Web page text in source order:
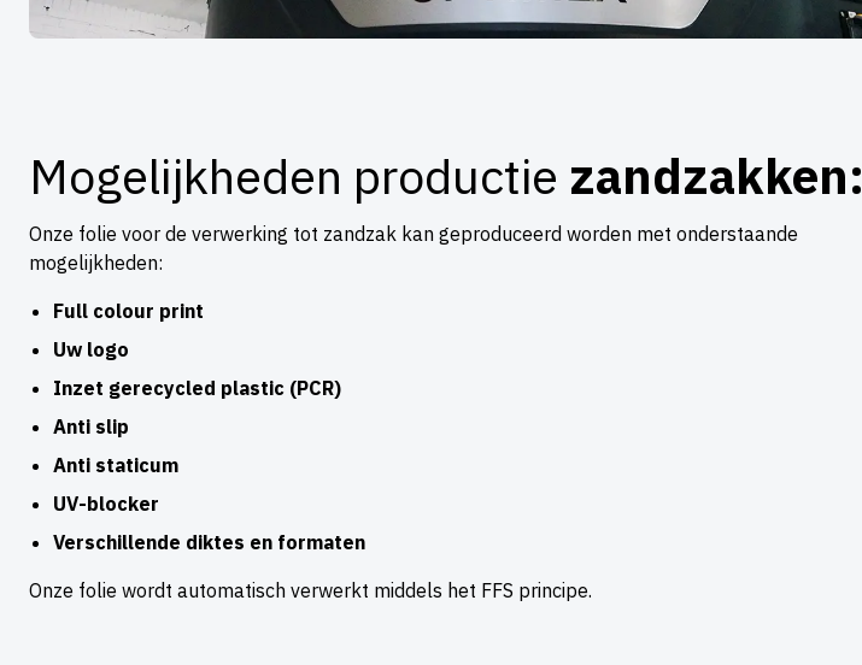
Mogelijkheden productie zandzakken:
Onze folie voor de verwerking tot zandzak kan geproduceerd worden met onderstaande
mogelijkheden:
Full colour print
Uw logo
Inzet gerecycled plastic (PCR)
Anti slip
Anti staticum
UV-blocker
Verschillende diktes en formaten
Onze folie wordt automatisch verwerkt middels het FFS principe.